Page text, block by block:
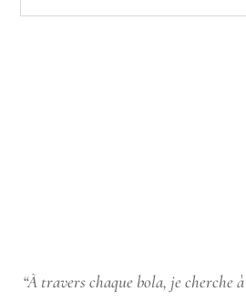
“À travers chaque bola, je cherche